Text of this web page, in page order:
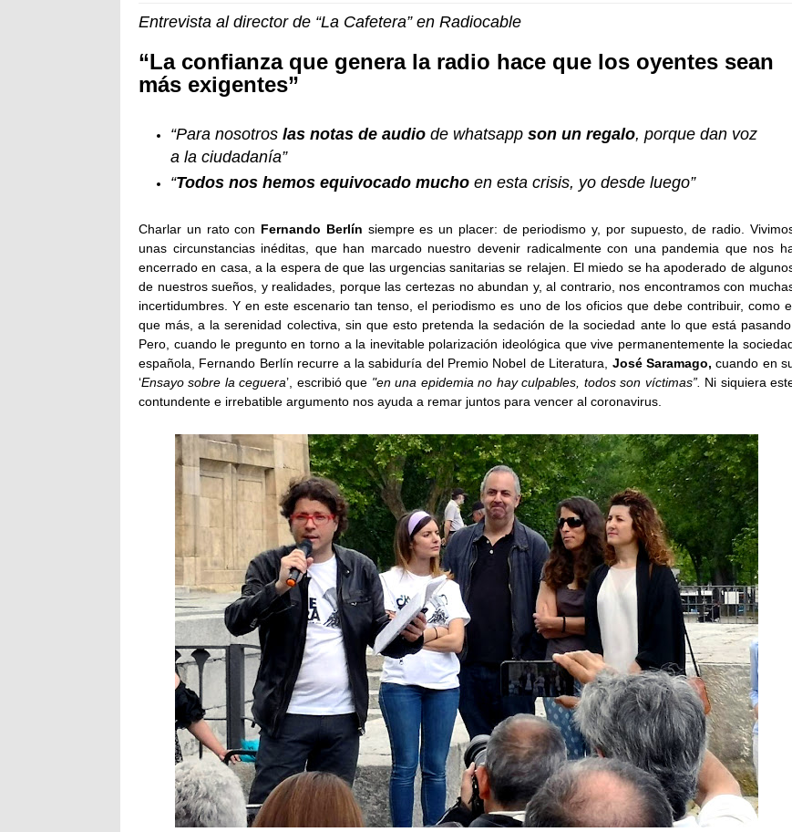
Entrevista al director de “La Cafetera” en Radiocable
“La confianza que genera la radio hace que los oyentes sean
más exigentes”
“Para nosotros las notas de audio de whatsapp son un regalo, porque dan voz
a la ciudadanía”
“Todos nos hemos equivocado mucho en esta crisis, yo desde luego”
Charlar un rato con Fernando Berlín siempre es un placer: de periodismo y, por supuesto, de radio.
unas circunstancias inéditas, que han marcado nuestro devenir radicalmente con una pandemia que nos
encerrado en casa, a la espera de que las urgencias sanitarias se relajen. El miedo se ha apoderado de
de nuestros sueños, y realidades, porque las certezas no abundan y, al contrario, nos encontramos con
incertidumbres. Y en este escenario tan tenso, el periodismo es uno de los oficios que debe contribuir, como
que más, a la serenidad colectiva, sin que esto pretenda la sedación de la sociedad ante lo que está pasando.
Pero, cuando le pregunto en torno a la inevitable polarización ideológica que vive permanentemente la
española, Fernando Berlín recurre a la sabiduría del Premio Nobel de Literatura, José Saramago, cuando en
‘Ensayo sobre la ceguera’, escribió que "en una epidemia no hay culpables, todos son víctimas”. Ni siquiera
contundente e irrebatible argumento nos ayuda a remar juntos para vencer al coronavirus.